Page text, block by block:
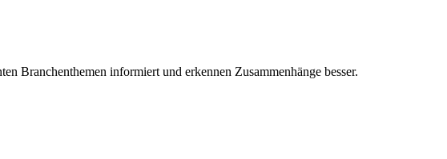
Branchenthemen informiert und erkennen Zusammenhänge besser.